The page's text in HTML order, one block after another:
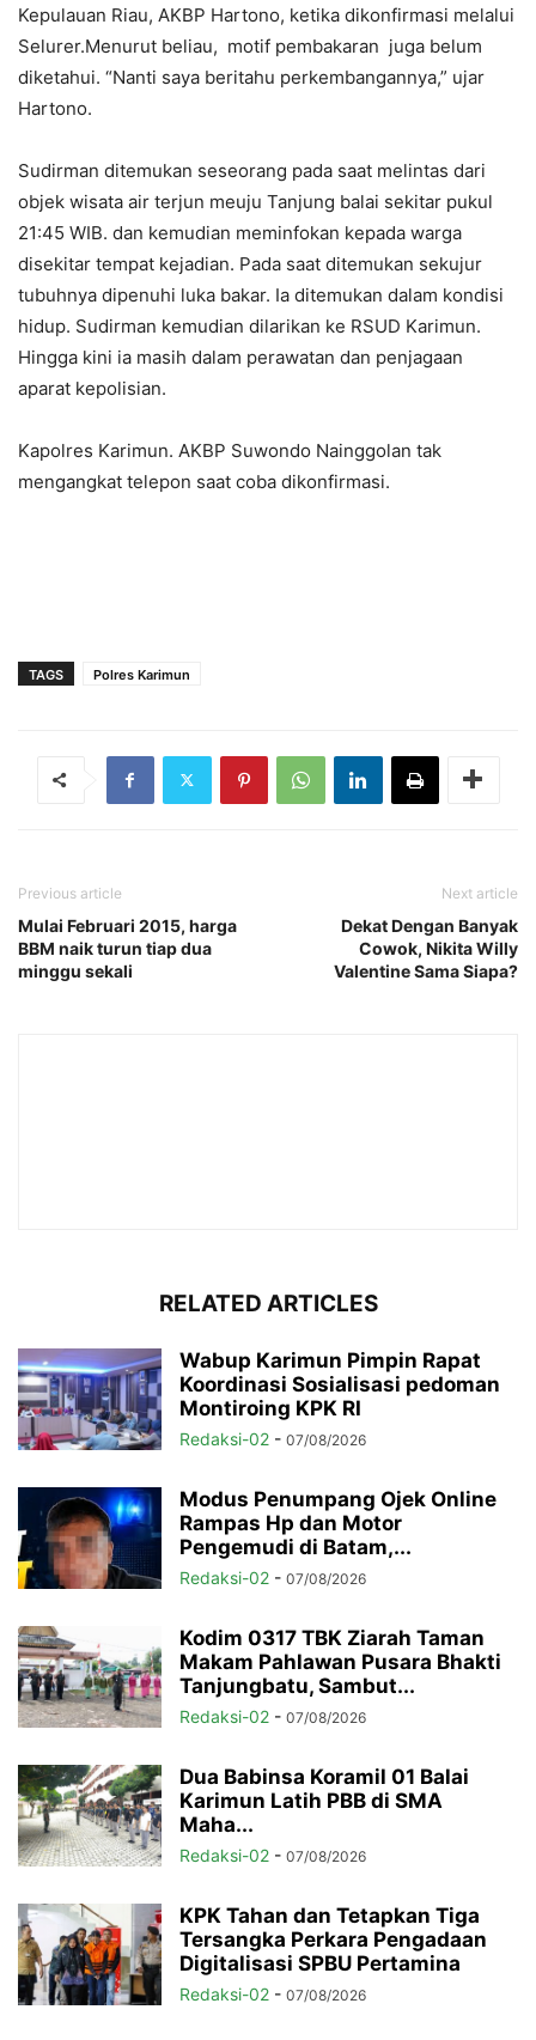
Kepulauan Riau, AKBP Hartono, ketika dikonfirmasi melalui
Selurer.Menurut beliau, motif pembakaran juga belum
diketahui. “Nanti saya beritahu perkembangannya,” ujar
Hartono.
Sudirman ditemukan seseorang pada saat melintas dari
objek wisata air terjun meuju Tanjung balai sekitar pukul
21:45 WIB. dan kemudian meminfokan kepada warga
disekitar tempat kejadian. Pada saat ditemukan sekujur
tubuhnya dipenuhi luka bakar. Ia ditemukan dalam kondisi
hidup. Sudirman kemudian dilarikan ke RSUD Karimun.
Hingga kini ia masih dalam perawatan dan penjagaan
aparat kepolisian.
Kapolres Karimun. AKBP Suwondo Nainggolan tak
mengangkat telepon saat coba dikonfirmasi.
TAGS Polres Karimun
Previous article
Mulai Februari 2015, harga
BBM naik turun tiap dua
minggu sekali
Next article
Dekat Dengan Banyak
Cowok, Nikita Willy
Valentine Sama Siapa?
RELATED ARTICLES
Wabup Karimun Pimpin Rapat
Koordinasi Sosialisasi pedoman
Montiroing KPK RI
Redaksi-02 - 07/08/2026
Modus Penumpang Ojek Online
Rampas Hp dan Motor
Pengemudi di Batam,...
Redaksi-02 - 07/08/2026
Kodim 0317 TBK Ziarah Taman
Makam Pahlawan Pusara Bhakti
Tanjungbatu, Sambut...
Redaksi-02 - 07/08/2026
Dua Babinsa Koramil 01 Balai
Karimun Latih PBB di SMA
Maha...
Redaksi-02 - 07/08/2026
KPK Tahan dan Tetapkan Tiga
Tersangka Perkara Pengadaan
Digitalisasi SPBU Pertamina
Redaksi-02 - 07/08/2026